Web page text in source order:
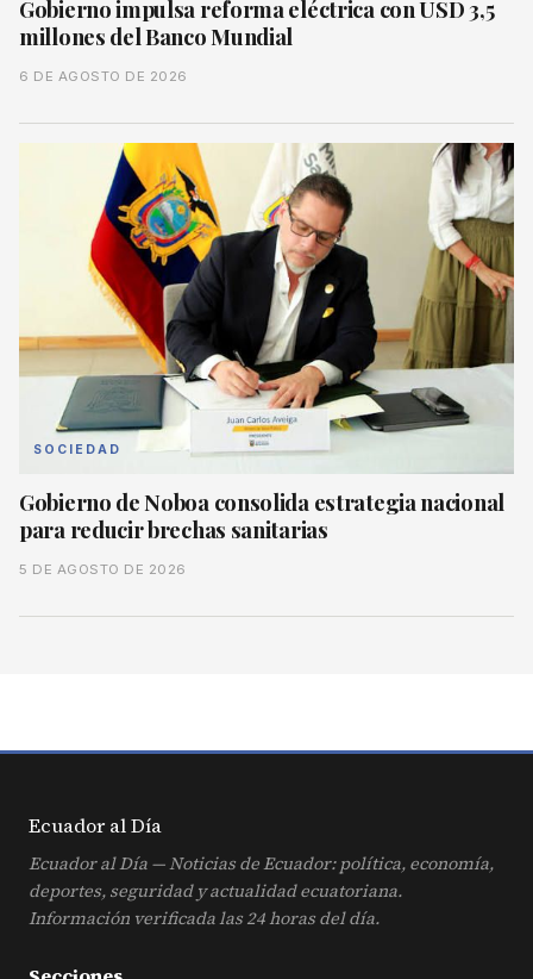
Gobierno impulsa reforma eléctrica con USD 3,5
millones del Banco Mundial
6 DE AGOSTO DE 2026
SOCIEDAD
Gobierno de Noboa consolida estrategia nacional
para reducir brechas sanitarias
5 DE AGOSTO DE 2026
Ecuador alDía
Ecuador al Día — Noticias de Ecuador: política, economía,
deportes, seguridad y actualidad ecuatoriana.
Información verificada las 24 horas del día.